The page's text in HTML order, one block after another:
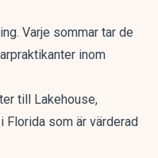
Varje sommar tar de
inom
till Lakehouse,
som är värderad